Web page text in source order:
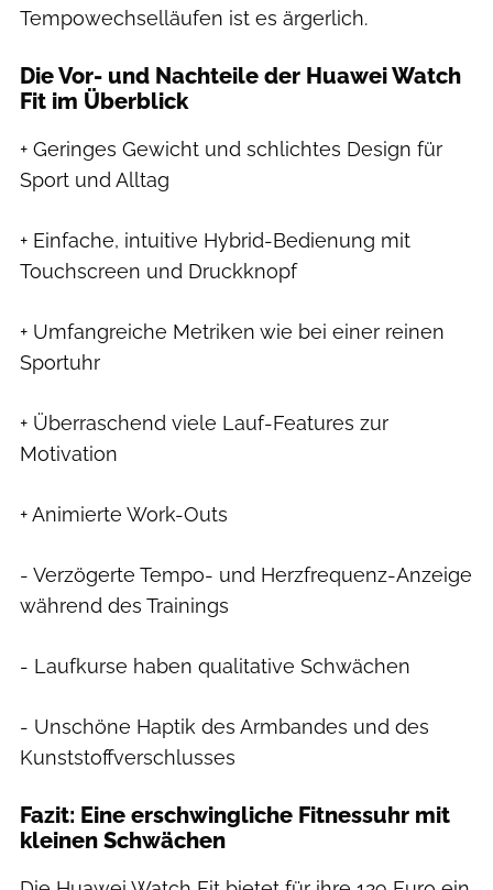
Tempowechselläufen ist es ärgerlich.
Die Vor- und Nachteile der Huawei Watch
Fit im Überblick
+ Geringes Gewicht und schlichtes Design für
Sport und Alltag
+ Einfache, intuitive Hybrid-Bedienung mit
Touchscreen und Druckknopf
+ Umfangreiche Metriken wie bei einer reinen
Sportuhr
+ Überraschend viele Lauf-Features zur
Motivation
+ Animierte Work-Outs
- Verzögerte Tempo- und Herzfrequenz-Anzeige
während des Trainings
- Laufkurse haben qualitative Schwächen
- Unschöne Haptik des Armbandes und des
Kunststoffverschlusses
Fazit: Eine erschwingliche Fitnessuhr mit
kleinen Schwächen